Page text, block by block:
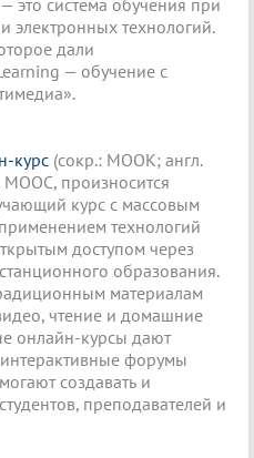
это система обучения при
технологий.
дали
— обучение с
курс (сокр.: МООК; англ.
произносится
курс с массовым
технологий
доступом через
образования.
материалам
чтение и домашние
онлайн-курсы дают
форумы
создавать и
преподавателей и